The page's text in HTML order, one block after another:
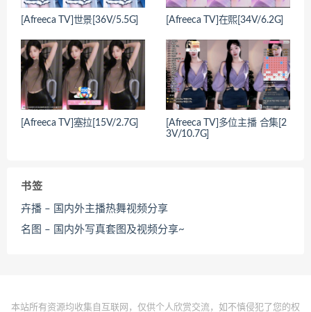
[Afreeca TV]世景[36V/5.5G] [Afreeca TV]在熙[34V/6.2G]
[Afreeca TV]塞拉[15V/2.7G]
[Afreeca TV]多位主播 合集[2
3V/10.7G]
书签
卉播 – 国内外主播热舞视频分享
名图 – 国内外写真套图及视频分享~
本站所有资源均收集自互联网，仅供个人欣赏交流，如不慎侵犯了您的权